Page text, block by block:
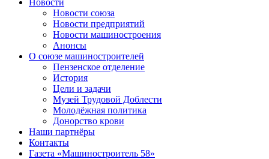
Новости союза
Новости предприятий
Новости машиностроения
Анонсы
О союзе машиностроителей
Пензенское отделение
История
Цели и задачи
Музей Трудовой Доблести
Молодёжная политика
Донорство крови
Наши партнёры
Контакты
Газета «Машиностроитель 58»